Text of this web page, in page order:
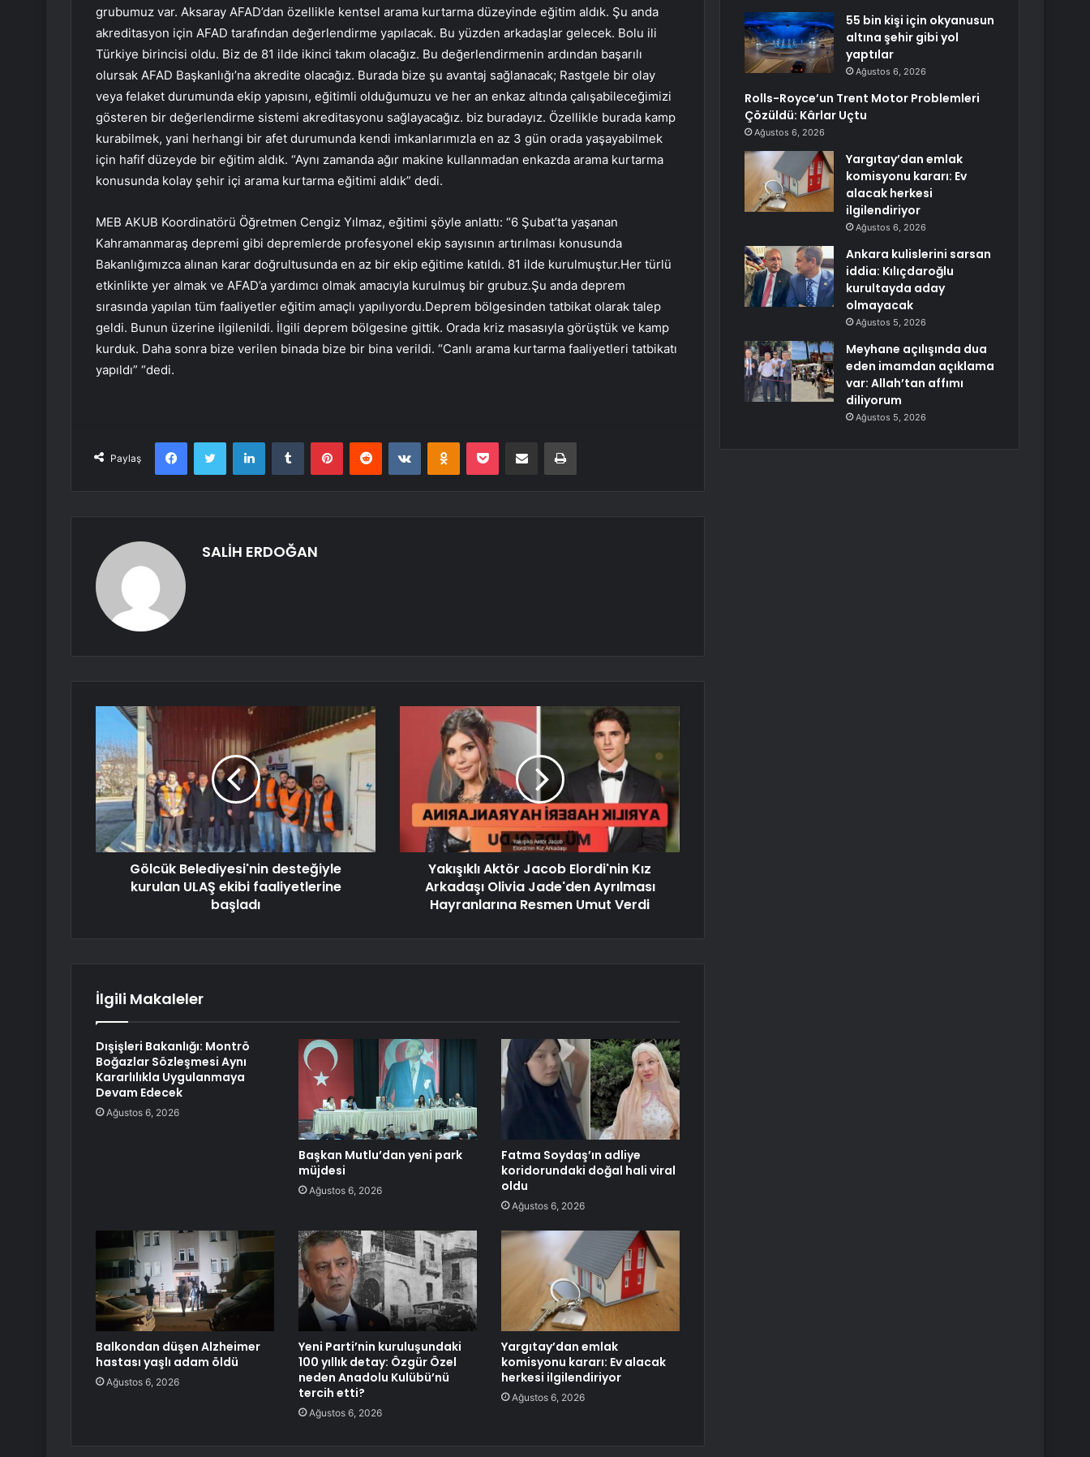
grubumuz var. Aksaray AFAD’dan özellikle kentsel arama kurtarma düzeyinde eğitim aldık. Şu anda
akreditasyon için AFAD tarafından değerlendirme yapılacak. Bu yüzden arkadaşlar gelecek. Bolu ili
Türkiye birincisi oldu. Biz de 81 ilde ikinci takım olacağız. Bu değerlendirmenin ardından başarılı
olursak AFAD Başkanlığı’na akredite olacağız. Burada bize şu avantaj sağlanacak; Rastgele bir olay
veya felaket durumunda ekip yapısını, eğitimli olduğumuzu ve her an enkaz altında çalışabileceğimizi
gösteren bir değerlendirme sistemi akreditasyonu sağlayacağız. biz buradayız. Özellikle burada kamp
kurabilmek, yani herhangi bir afet durumunda kendi imkanlarımızla en az 3 gün orada yaşayabilmek
için hafif düzeyde bir eğitim aldık. “Aynı zamanda ağır makine kullanmadan enkazda arama kurtarma
konusunda kolay şehir içi arama kurtarma eğitimi aldık” dedi.
MEB AKUB Koordinatörü Öğretmen Cengiz Yılmaz, eğitimi şöyle anlattı: “6 Şubat’ta yaşanan
Kahramanmaraş depremi gibi depremlerde profesyonel ekip sayısının artırılması konusunda
Bakanlığımızca alınan karar doğrultusunda en az bir ekip eğitime katıldı. 81 ilde kurulmuştur.Her türlü
etkinlikte yer almak ve AFAD’a yardımcı olmak amacıyla kurulmuş bir grubuz.Şu anda deprem
sırasında yapılan tüm faaliyetler eğitim amaçlı yapılıyordu.Deprem bölgesinden tatbikat olarak talep
geldi. Bunun üzerine ilgilenildi. İlgili deprem bölgesine gittik. Orada kriz masasıyla görüştük ve kamp
kurduk. Daha sonra bize verilen binada bize bir bina verildi. “Canlı arama kurtarma faaliyetleri tatbikatı
yapıldı” “dedi.
Paylaş
FacebookTwitter LinkedInTumblr PinterestReddit VKontakteOdnoklassniki
Pocket E-Posta ile paylaş Yazdır
SALİH ERDOĞAN
Gölcük Belediyesi'nin desteğiyle
kurulan ULAŞ ekibi faaliyetlerine
başladı
Yakışıklı Aktör Jacob Elordi'nin Kız
Arkadaşı Olivia Jade'den Ayrılması
Hayranlarına Resmen Umut Verdi
İlgili Makaleler
Dışişleri Bakanlığı: Montrö
Boğazlar Sözleşmesi Aynı
Kararlılıkla Uygulanmaya
Devam Edecek
Ağustos 6, 2026
Başkan Mutlu’dan yeni park
müjdesi
Ağustos 6, 2026
Fatma Soydaş’ın adliye
koridorundaki doğal hali viral
oldu
Ağustos 6, 2026
Balkondan düşen Alzheimer
hastası yaşlı adam öldü
Ağustos 6, 2026
Yeni Parti’nin kuruluşundaki
100 yıllık detay: Özgür Özel
neden Anadolu Kulübü’nü
tercih etti?
Ağustos 6, 2026
Yargıtay’dan emlak
komisyonu kararı: Ev alacak
herkesi ilgilendiriyor
Ağustos 6, 2026
55 bin kişi için okyanusun
altına şehir gibi yol
yaptılar
Ağustos 6, 2026
Rolls-Royce’un Trent Motor Problemleri
Çözüldü: Kârlar Uçtu
Ağustos 6, 2026
Yargıtay’dan emlak
komisyonu kararı: Ev
alacak herkesi
ilgilendiriyor
Ağustos 6, 2026
Ankara kulislerini sarsan
iddia: Kılıçdaroğlu
kurultayda aday
olmayacak
Ağustos 5, 2026
Meyhane açılışında dua
eden imamdan açıklama
var: Allah’tan affımı
diliyorum
Ağustos 5, 2026